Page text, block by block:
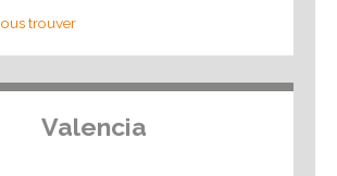
trouver
Valencia